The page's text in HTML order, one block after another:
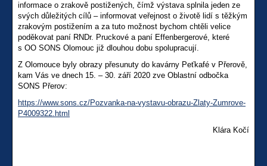
informace o zrakově postižených, čímž výstava splnila jeden ze
svých důležitých cílů – informovat veřejnost o životě lidí s těžkým
zrakovým postižením a za tuto možnost bychom chtěli velice
poděkovat paní RNDr. Pruckové a paní Effenbergerové, které
s OO SONS Olomouc již dlouhou dobu spolupracují.
Z Olomouce byly obrazy přesunuty do kavárny Peťkafé v Přerově,
kam Vás ve dnech 15. – 30. září 2020 zve Oblastní odbočka
SONS Přerov:
https://www.sons.cz/Pozvanka-na-vystavu-obrazu-Zlaty-Zumrove-
P4009322.html
Klára Kočí